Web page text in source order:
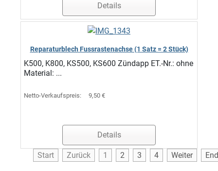
Details
Reparaturblech Fussrastenachse (1 Satz = 2 Stück)
K500, K800, KS500, KS600 Zündapp ET.-Nr.: ohne
Material: ...
Netto-Verkaufspreis: 9,50 €
Details
Start Zurück 1 2 3 4 Weiter